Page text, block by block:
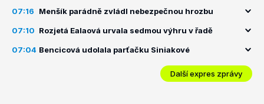
07:16 Menšík parádně zvládl nebezpečnou hrozbu
07:10 Rozjetá Ealaová urvala sedmou výhru v řadě
07:04 Bencicová udolala parťačku Siniakové
Další expres zprávy